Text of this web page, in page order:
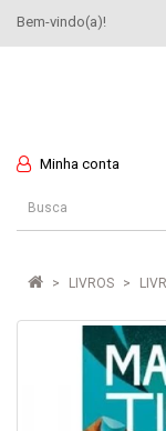
Bem-vindo(a)!
Minha conta
LIVROS